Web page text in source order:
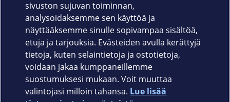
Palvelut
Ajankohtaista
sivuston sujuvan toiminnan,
analysoidaksemme sen käyttöä ja
näyttääksemme sinulle sopivampaa sisältöä,
etuja ja tarjouksia. Evästeiden avulla kerättyjä
tietoja, kuten selaintietoja ja ostotietoja,
voidaan jakaa kumppaneillemme
suostumuksesi mukaan. Voit muuttaa
valintojasi milloin tahansa. Lue lisää